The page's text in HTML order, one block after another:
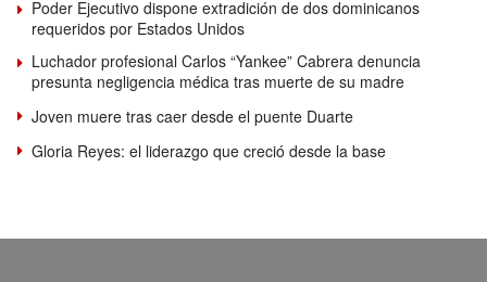
Poder Ejecutivo dispone extradición de dos dominicanos
requeridos por Estados Unidos
Luchador profesional Carlos “Yankee” Cabrera denuncia
presunta negligencia médica tras muerte de su madre
Joven muere tras caer desde el puente Duarte
Gloria Reyes: el liderazgo que creció desde la base